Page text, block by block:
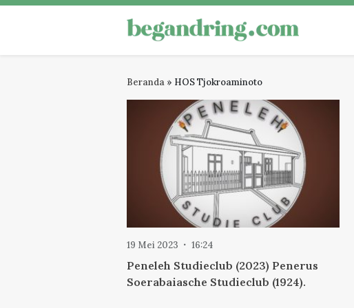
Skip
Begandring
Menjaga ingatan untuk masa depan
Beranda » HOS Tjokroaminoto
19 Mei 2023 16:24
Peneleh Studieclub (2023) Penerus
Soerabaiasche Studieclub (1924).